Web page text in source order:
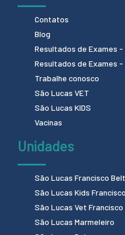
Contatos
Blog
Resultados de Exames
Resultados de Exames -
Trabalhe conosco
São Lucas VET
São Lucas KIDS
Vacinas
Unidades
São Lucas Francisco
São Lucas Kids
São Lucas Vet
São Lucas Marmeleiro